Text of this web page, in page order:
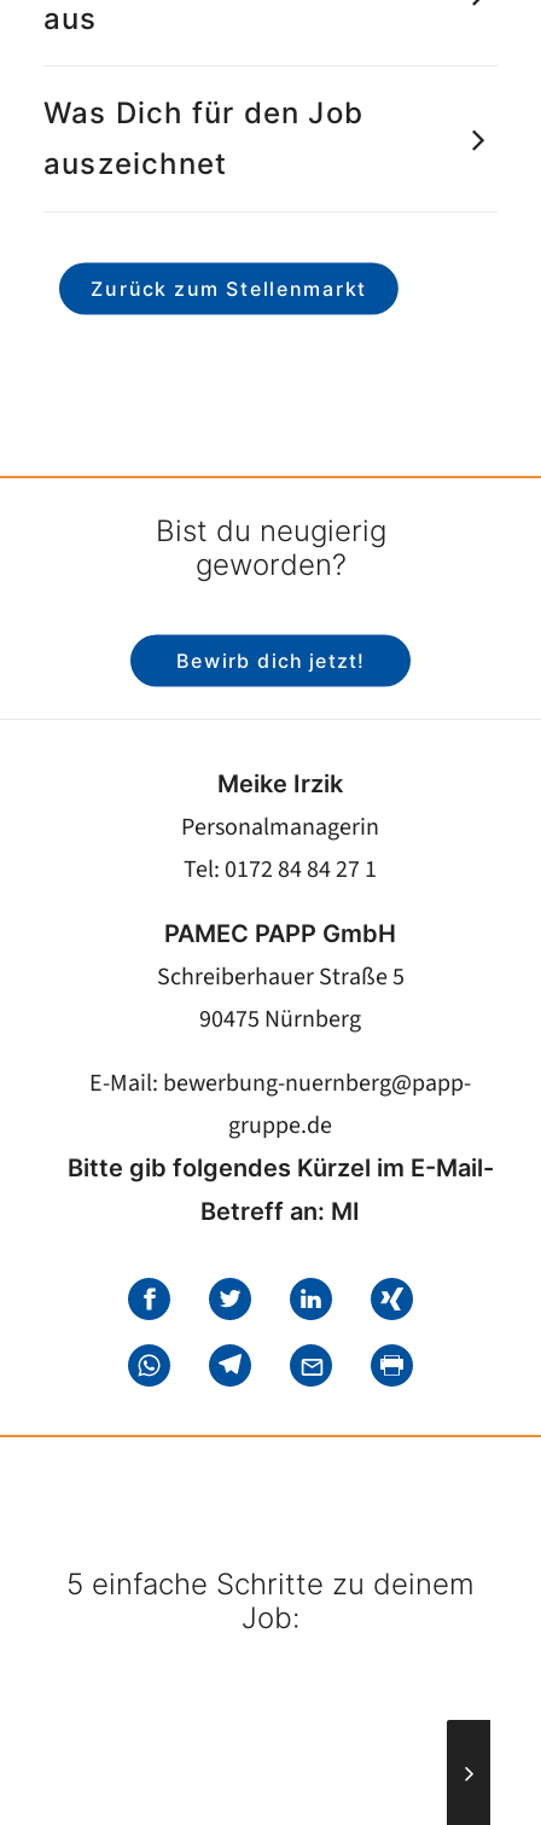
aus
Was Dich für den Job
auszeichnet
Zurück zum Stellenmarkt
Bist du neugierig
geworden?
Bewirb dich jetzt!
Meike Irzik
Personalmanagerin
Tel: 0172 84 84 27 1
PAMEC PAPP GmbH
Schreiberhauer Straße 5
90475 Nürnberg
E-Mail: bewerbung-nuernberg@papp-
gruppe.de
Bitte gib folgendes Kürzel im E-Mail-
Betreff an: MI
5 einfache Schritte zu deinem
Job: